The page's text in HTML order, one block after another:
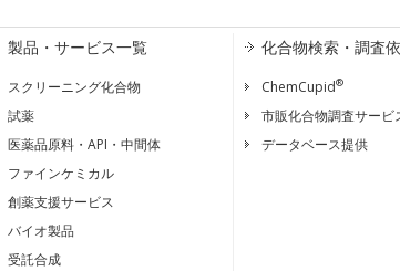
製品・サービス一覧
スクリーニング化合物
試薬
医薬品原料・API・中間体
ファインケミカル
創薬支援サービス
バイオ製品
受託合成
化合物検索・調査
ChemCupid®
市販化合物調査サービ
データベース提供